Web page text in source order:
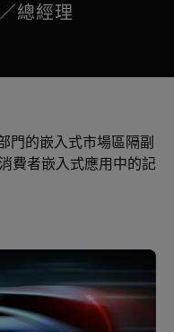
總經理
門的嵌入式市場區隔副
費者嵌入式應用中的記